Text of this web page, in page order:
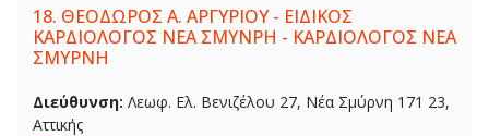
18. ΘΕΟΔΩΡΟΣ Α. ΑΡΓΥΡΙΟΥ - ΕΙΔΙΚΟΣ
ΚΑΡΔΙΟΛΟΓΟΣ ΝΕΑ ΣΜΥΝΡΗ - ΚΑΡΔΙΟΛΟΓΟΣ ΝΕΑ
ΣΜΥΡΝΗ
Διεύθυνση: Λεωφ. Ελ. Βενιζέλου 27, Νέα Σμύρνη 171 23,
Αττικής